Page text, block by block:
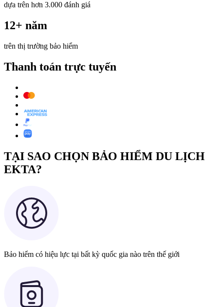
dựa trên hơn 3.000 đánh giá
12+ năm
trên thị trường bảo hiểm
Thanh toán trực tuyến
TẠI SAO CHỌN BẢO HIỂM DU LỊCH
EKTA?
Bảo hiểm có hiệu lực tại bất kỳ quốc gia nào trên thế giới